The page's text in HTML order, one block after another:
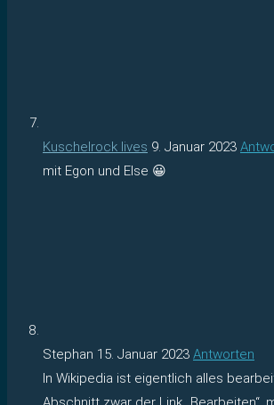
Kuschelrock lives 9. Januar 2023
mit Egon und Else 😀
Stephan 15. Januar 2023 Antworten
In Wikipedia ist eigentlich alles